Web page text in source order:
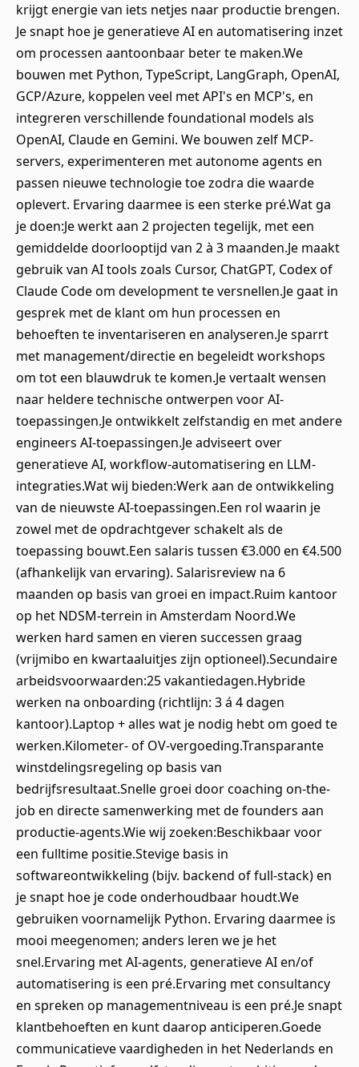
krijgt energie van iets netjes naar productie brengen.
Je snapt hoe je generatieve AI en automatisering inzet
om processen aantoonbaar beter te maken.We
bouwen met Python, TypeScript, LangGraph, OpenAI,
GCP/Azure, koppelen veel met API's en MCP's, en
integreren verschillende foundational models als
OpenAI, Claude en Gemini. We bouwen zelf MCP-
servers, experimenteren met autonome agents en
passen nieuwe technologie toe zodra die waarde
oplevert. Ervaring daarmee is een sterke pré.Wat ga
je doen:Je werkt aan 2 projecten tegelijk, met een
gemiddelde doorlooptijd van 2 à 3 maanden.Je maakt
gebruik van AI tools zoals Cursor, ChatGPT, Codex of
Claude Code om development te versnellen.Je gaat in
gesprek met de klant om hun processen en
behoeften te inventariseren en analyseren.Je sparrt
met management/directie en begeleidt workshops
om tot een blauwdruk te komen.Je vertaalt wensen
naar heldere technische ontwerpen voor AI-
toepassingen.Je ontwikkelt zelfstandig en met andere
engineers AI-toepassingen.Je adviseert over
generatieve AI, workflow-automatisering en LLM-
integraties.Wat wij bieden:Werk aan de ontwikkeling
van de nieuwste AI-toepassingen.Een rol waarin je
zowel met de opdrachtgever schakelt als de
toepassing bouwt.Een salaris tussen €3.000 en €4.500
(afhankelijk van ervaring). Salarisreview na 6
maanden op basis van groei en impact.Ruim kantoor
op het NDSM-terrein in Amsterdam Noord.We
werken hard samen en vieren successen graag
(vrijmibo en kwartaaluitjes zijn optioneel).Secundaire
arbeidsvoorwaarden:25 vakantiedagen.Hybride
werken na onboarding (richtlijn: 3 á 4 dagen
kantoor).Laptop + alles wat je nodig hebt om goed te
werken.Kilometer- of OV-vergoeding.Transparante
winstdelingsregeling op basis van
bedrijfsresultaat.Snelle groei door coaching on-the-
job en directe samenwerking met de founders aan
productie-agents.Wie wij zoeken:Beschikbaar voor
een fulltime positie.Stevige basis in
softwareontwikkeling (bijv. backend of full-stack) en
je snapt hoe je code onderhoudbaar houdt.We
gebruiken voornamelijk Python. Ervaring daarmee is
mooi meegenomen; anders leren we je het
snel.Ervaring met AI-agents, generatieve AI en/of
automatisering is een pré.Ervaring met consultancy
en spreken op managementniveau is een pré.Je snapt
klantbehoeften en kunt daarop anticiperen.Goede
communicatieve vaardigheden in het Nederlands en